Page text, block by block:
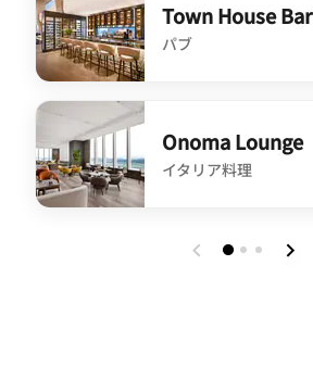
Town House Bar
パブ
undefined Town House Bar
Onoma Lounge
イタリア料理
undefined Onoma Lounge